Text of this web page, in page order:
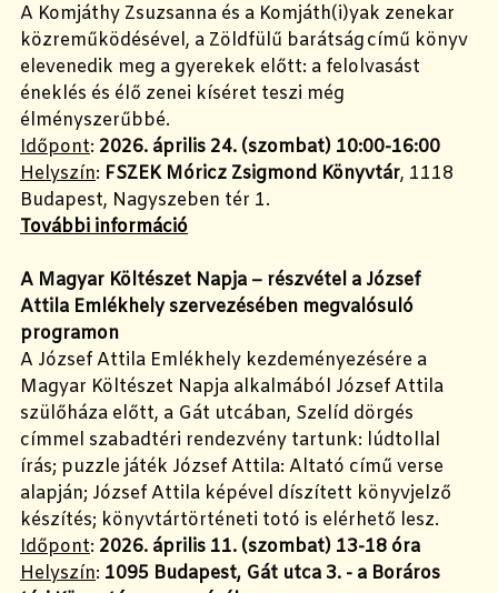
A Komjáthy Zsuzsanna és a Komjáth(i)yak zenekar
közreműködésével, a Zöldfülű barátság című könyv
elevenedik meg a gyerekek előtt: a felolvasást
éneklés és élő zenei kíséret teszi még
élményszerűbbé.
Időpont: 2026. április 24. (szombat) 10:00-16:00
Helyszín: FSZEK Móricz Zsigmond Könyvtár, 1118
Budapest, Nagyszeben tér 1.
További információ
A Magyar Költészet Napja – részvétel a József
Attila Emlékhely szervezésében megvalósuló
programon
A József Attila Emlékhely kezdeményezésére a
Magyar Költészet Napja alkalmából József Attila
szülőháza előtt, a Gát utcában, Szelíd dörgés
címmel szabadtéri rendezvény tartunk: lúdtollal
írás; puzzle játék József Attila: Altató című verse
alapján; József Attila képével díszített könyvjelző
készítés; könyvtártörténeti totó is elérhető lesz.
Időpont: 2026. április 11. (szombat) 13-18 óra
Helyszín: 1095 Budapest, Gát utca 3. - a Boráros